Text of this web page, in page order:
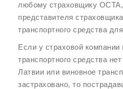
любому страховщику
представителя
транспортного средства
Если у страховой компании
транспортного средства
Латвии или виновное
застраховано, то